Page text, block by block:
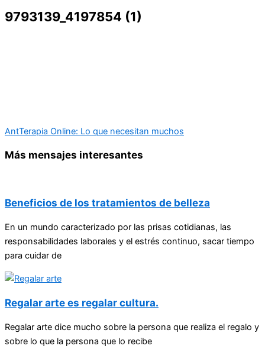
9793139_4197854 (1)
AntTerapia Online: Lo que necesitan muchos
Más mensajes interesantes
Beneficios de los tratamientos de belleza
En un mundo caracterizado por las prisas cotidianas, las
responsabilidades laborales y el estrés continuo, sacar tiempo
para cuidar de
Regalar arte es regalar cultura.
Regalar arte dice mucho sobre la persona que realiza el regalo y
sobre lo que la persona que lo recibe